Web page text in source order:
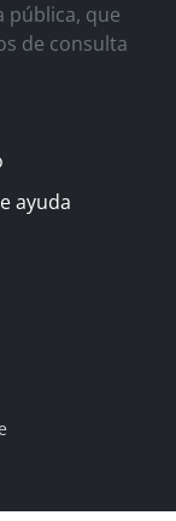
pública, que
de consulta
ayuda